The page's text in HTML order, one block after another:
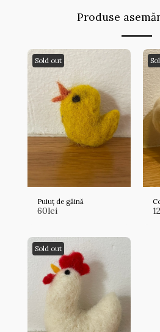
Produse
Sold out
Puiuț de găină
60lei
Sold out